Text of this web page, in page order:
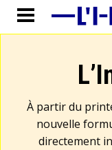
À partir du
nouvelle
directement